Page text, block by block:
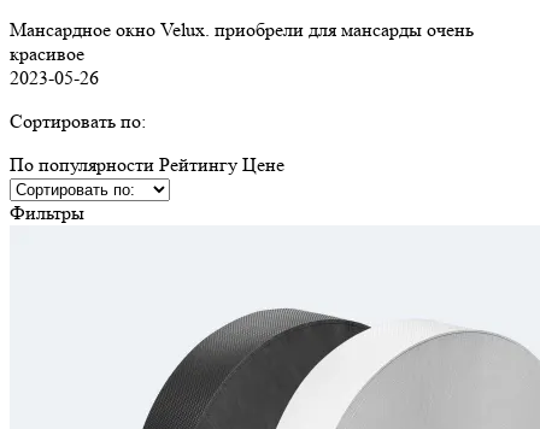
Мансардное окно Velux. приобрели для мансарды очень
красивое
2023-05-26
Сортировать по:
По популярности Рейтингу Ценe
Фильтры